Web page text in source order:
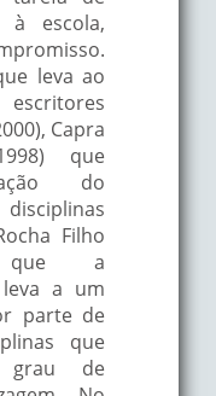
à escola,
leva ao
Capra
que
do
Filho
que a
a um
parte de
que
grau de